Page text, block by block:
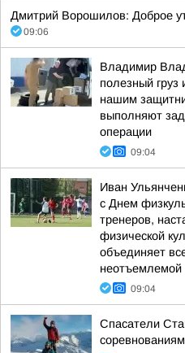
Дмитрий Ворошилов: Доброе
09:06
Владимир
полезный груз
нашим
выполняют
операции
09:04
Иван
с Днем
тренеров,
физической
объединяет
неотъемлемой
09:04
Спасатели